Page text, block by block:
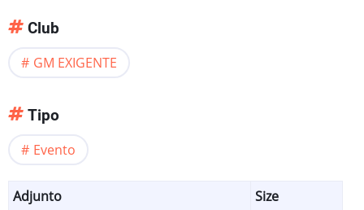
Club
GM EXIGENTE
Tipo
Evento
Adjunto
Size